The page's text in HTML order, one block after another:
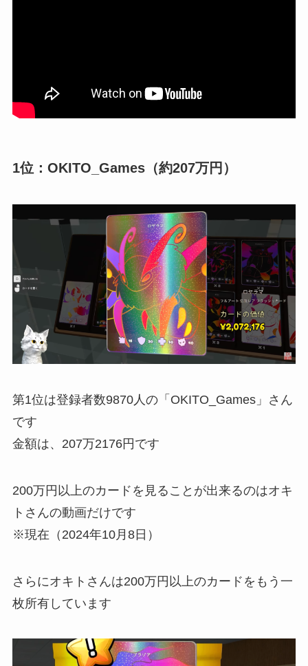
1位：OKITO_Games（約207万円）
第1位は登録者数9870人の「OKITO_Games」さん
です
金額は、207万2176円です
200万円以上のカードを見ることが出来るのはオキ
トさんの動画だけです
※現在（2024年10月8日）
さらにオキトさんは200万円以上のカードをもう一
枚所有しています